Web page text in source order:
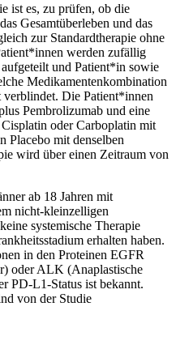
ist es, zu prüfen, ob die
Gesamtüberleben und das
zur Standardtherapie ohne
werden zufällig
und Patient*in sowie
Medikamentenkombination
Die Patient*innen
Pembrolizumab und eine
oder Carboplatin mit
Placebo mit denselben
wird über einen Zeitraum von
ab 18 Jahren mit
nicht-kleinzelligen
systemische Therapie
erhalten haben.
in den Proteinen EGFR
oder ALK (Anaplastische
PD-L1-Status ist bekannt.
von der Studie